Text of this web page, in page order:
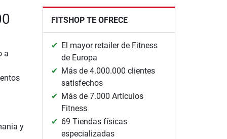
a
y
FITSHOP TE OFRECE
El mayor retailer de Fitness
de Europa
Más de 4.000.000 clientes
satisfechos
Más de 7.000 Artículos
Fitness
69 Tiendas físicas
especializadas